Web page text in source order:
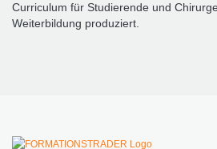
Curriculum für Studierende und
Weiterbildung produziert.